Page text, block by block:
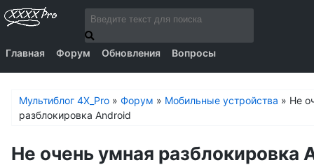
Главная Форум Обновления Вопросы
Мультиблог 4X_Pro » Форум » Мобильные устройства » Не
разблокировка Android
Не очень умная разблокировка